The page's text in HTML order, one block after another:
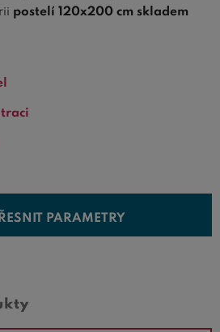
postelí 120x200 cm skladem
lůžek, která máme
dřevěnou postel, moderní
praktickou postel s úložným
vyberete. Všechny modely jsou
PARAMETRY